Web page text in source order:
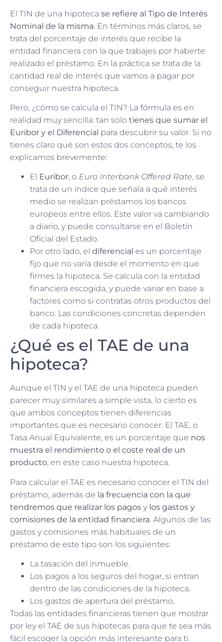
El TIN de una hipoteca se refiere al Tipo de Interés
Nominal de la misma. En términos más claros, se
trata del porcentaje de interés que recibe la
entidad financiera con la que trabajes por haberte
realizado el préstamo. En la práctica se trata de la
cantidad real de interés que vamos a pagar por
conseguir nuestra hipoteca.
Pero, ¿cómo se calcula el TIN? La fórmula es en
realidad muy sencilla: tan solo tienes que sumar el
Euribor y el Diferencial para descubrir su valor. Si no
tienes claro qué son estos dos conceptos, te los
explicamos brevemente:
El Euribor, o Euro Interbank Offered Rate, se
trata de un índice que señala a qué interés
medio se realizan préstamos los bancos
europeos entre ellos. Este valor va cambiando
a diario, y puede consultarse en el Boletín
Oficial del Estado.
Por otro lado, el diferencial es un porcentaje
fijo que no varía desde el momento en que
firmes la hipoteca. Se calcula con la entidad
financiera escogida, y puede variar en base a
factores como si contratas otros productos del
banco. Las condiciones concretas dependen
de cada hipoteca.
¿Qué es el TAE de una
hipoteca?
Aunque el TIN y el TAE de una hipoteca pueden
parecer muy similares a simple vista, lo cierto es
que ambos conceptos tienen diferencias
importantes que es necesario conocer. El TAE, o
Tasa Anual Equivalente, es un porcentaje que nos
muestra el rendimiento o el coste real de un
producto, en este caso nuestra hipoteca.
Para calcular el TAE es necesario conocer el TIN del
préstamo, además de la frecuencia con la que
tendremos que realizar los pagos y los gastos y
comisiones de la entidad financiera. Algunos de las
gastos y comisiones más habituales de un
préstamo de este tipo son los siguientes:
La tasación del inmueble.
Los pagos a los seguros del hogar, si entran
dentro de las condiciones de la hipoteca.
Los gastos de apertura del préstamo.
Todas las entidades financieras tienen que mostrar
por ley el TAE de sus hipotecas para que te sea más
fácil escoger la opción más interesante para ti.